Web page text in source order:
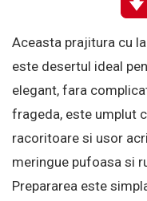
Aceasta prajitura cu
este desertul ideal
elegant, fara
frageda, este umplut
racoritoare si usor
meringue pufoasa si
Prepararea este